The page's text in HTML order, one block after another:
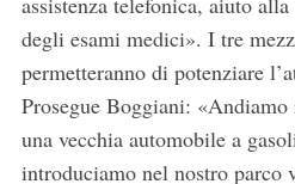
degli esami medici». I tre
permetteranno di potenziare
Prosegue Boggiani:
una vecchia automobile a
introduciamo nel nostro parco